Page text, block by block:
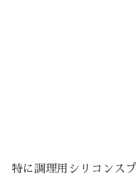
特に調理用シリコンス